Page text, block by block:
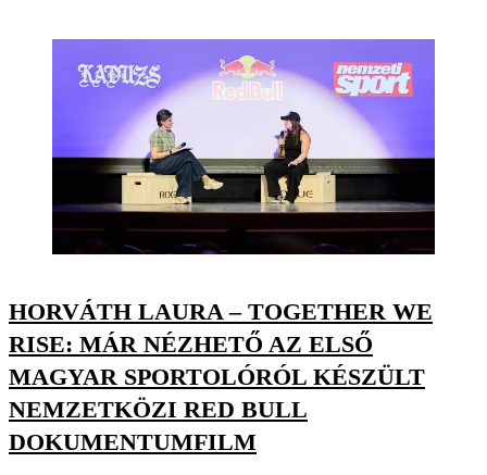
HORVÁTH LAURA – TOGETHER WE
RISE: MÁR NÉZHETŐ AZ ELSŐ
MAGYAR SPORTOLÓRÓL KÉSZÜLT
NEMZETKÖZI RED BULL
DOKUMENTUMFILM